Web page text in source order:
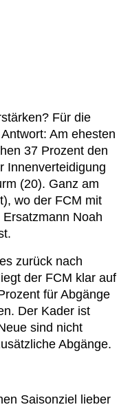
Für die
Am ehesten
37 Prozent den
Innenverteidigung
(20). Ganz am
wo der FCM mit
Ersatzmann Noah
zurück nach
der FCM klar auf
für Abgänge
Der Kader ist
sind nicht
Abgänge.
Saisonziel lieber